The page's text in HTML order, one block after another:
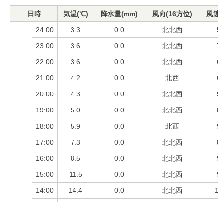
日時 気温(℃) 降水量(mm) 風向(16方位) 風
24:00 3.3 0.0 北北西
23:00 3.6 0.0 北北西
22:00 3.6 0.0 北北西
21:00 4.2 0.0 北西
20:00 4.3 0.0 北北西
19:00 5.0 0.0 北北西
18:00 5.9 0.0 北西
17:00 7.3 0.0 北北西
16:00 8.5 0.0 北北西
15:00 11.5 0.0 北北西
14:00 14.4 0.0 北北西